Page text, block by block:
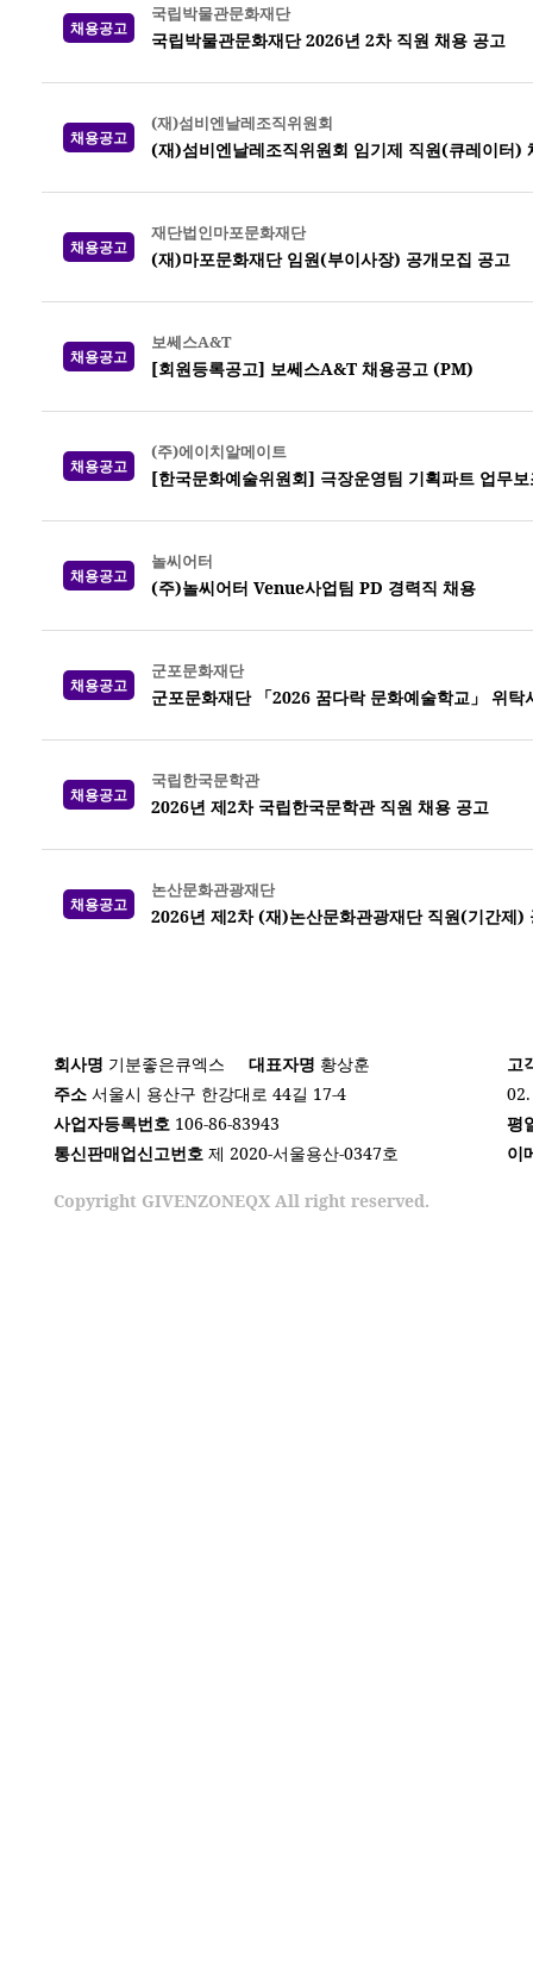
채용공고
국립박물관문화재단
국립박물관문화재단 2026년 2차 직원 채용 공고
채용공고
(재)섬비엔날레조직위원회
(재)섬비엔날레조직위원회 임기제 직원(큐레이터)
채용공고
재단법인마포문화재단
(재)마포문화재단 임원(부이사장) 공개모집 공고
채용공고
보쎄스A&T
[회원등록공고] 보쎄스A&T 채용공고 (PM)
채용공고
(주)에이치알메이트
[한국문화예술위원회] 극장운영팀 기획파트 업무
채용공고
놀씨어터
(주)놀씨어터 Venue사업팀 PD 경력직 채용
채용공고
군포문화재단
군포문화재단 「2026 꿈다락 문화예술학교」 위
채용공고
국립한국문학관
2026년 제2차 국립한국문학관 직원 채용 공고
채용공고
논산문화관광재단
2026년 제2차 (재)논산문화관광재단 직원(기간제)
회사명 기분좋은큐엑스 대표자명 황상훈
주소 서울시 용산구 한강대로 44길 17-4
사업자등록번호 106-86-83943
통신판매업신고번호 제 2020-서울용산-0347호
Copyright GIVENZONEQX All right reserved.
고
평
이